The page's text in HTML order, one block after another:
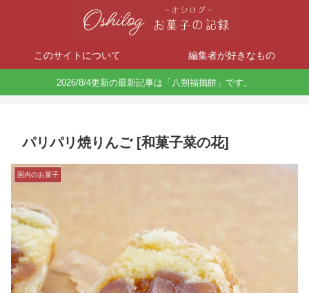
このサイトについて 編集者が好きなもの
2026/8/4更新の最新記事は「八朔福搗餅」です。
パリパリ焼りんご [和菓子菜の花]
国内のお菓子